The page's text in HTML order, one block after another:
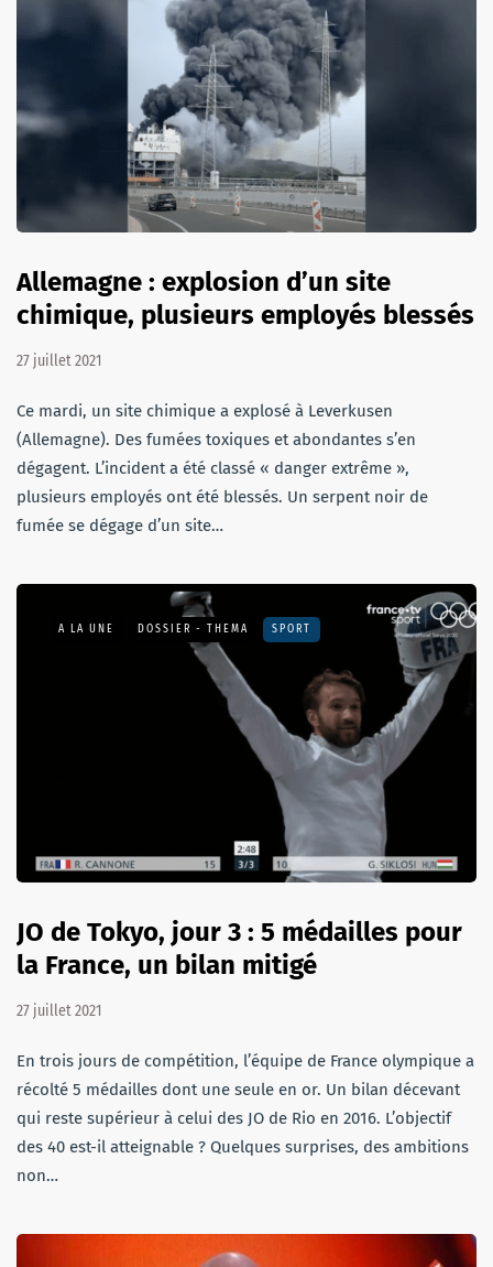
Allemagne : explosion d’un site
chimique, plusieurs employés blessés
27 juillet 2021
Ce mardi, un site chimique a explosé à Leverkusen
(Allemagne). Des fumées toxiques et abondantes s’en
dégagent. L’incident a été classé « danger extrême »,
plusieurs employés ont été blessés. Un serpent noir de
fumée se dégage d’un site…
A LA UNE DOSSIER - THEMA SPORT
JO de Tokyo, jour 3 : 5 médailles pour
la France, un bilan mitigé
27 juillet 2021
En trois jours de compétition, l’équipe de France olympique a
récolté 5 médailles dont une seule en or. Un bilan décevant
qui reste supérieur à celui des JO de Rio en 2016. L’objectif
des 40 est-il atteignable ? Quelques surprises, des ambitions
non…